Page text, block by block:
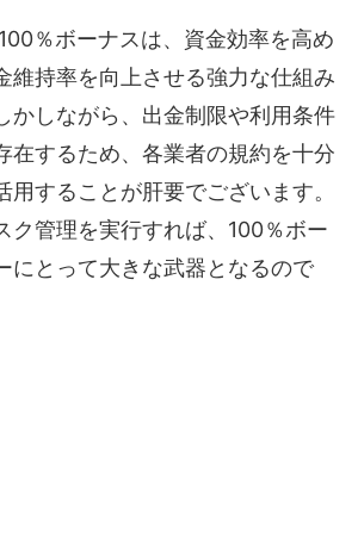
％ボーナスは、資金効率を高め
維持率を向上させる強力な仕組み
かしながら、出金制限や利用条件
在するため、各業者の規約を十分
用することが肝要でございます。
ク管理を実行すれば、100％ボー
にとって大きな武器となるので